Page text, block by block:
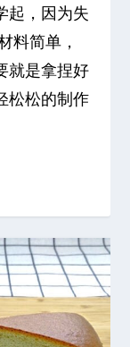
起，因为失
料简单，
就是拿捏好
松松的制作